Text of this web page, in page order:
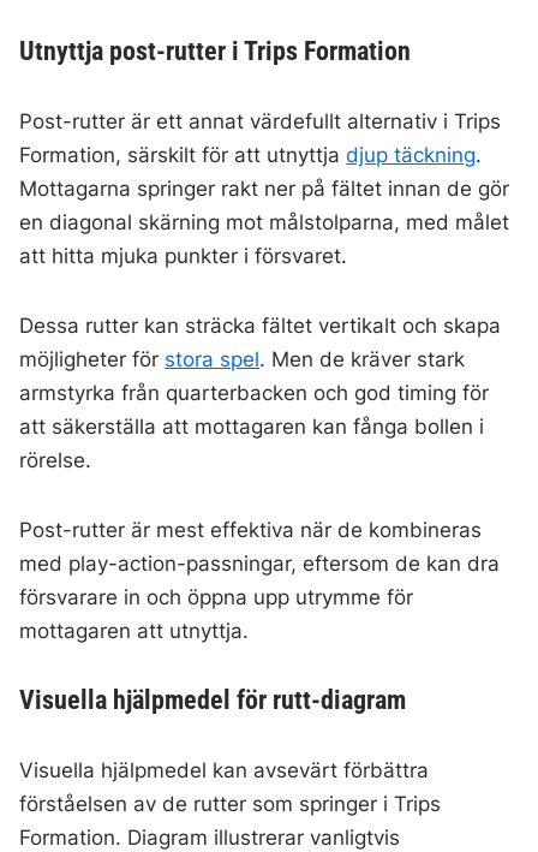
Utnyttja post-rutter i Trips Formation
Post-rutter är ett annat värdefullt alternativ i Trips
Formation, särskilt för att utnyttjadjup täckning.
Mottagarna springer rakt ner på fältet innan de gör
en diagonal skärning mot målstolparna, med målet
att hitta mjuka punkter i försvaret.
Dessa rutter kan sträcka fältet vertikalt och skapa
möjligheter för stora spel. Men de kräver stark
armstyrka från quarterbacken och god timing för
att säkerställa att mottagaren kan fånga bollen i
rörelse.
Post-rutter är mest effektiva när de kombineras
med play-action-passningar, eftersom de kan dra
försvarare in och öppna upp utrymme för
mottagaren att utnyttja.
Visuella hjälpmedel för rutt-diagram
Visuella hjälpmedel kan avsevärt förbättra
förståelsen av de rutter som springer i Trips
Formation. Diagram illustrerar vanligtvis